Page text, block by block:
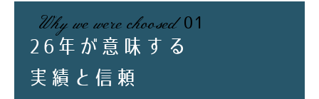
Why we were choosed 01
26 年が意味する
実績と信頼